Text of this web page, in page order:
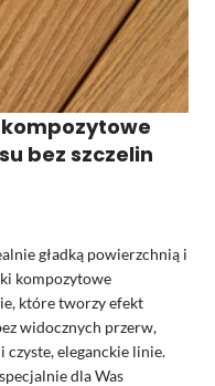
kompozytowe
bez szczelin
gładką powierzchnią i
kompozytowe
które tworzy efekt
widocznych przerw,
eleganckie linie.
dla Was